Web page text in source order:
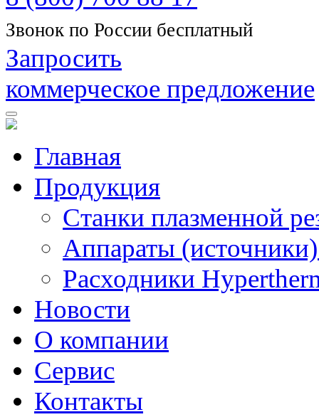
Звонок по России бесплатный
Запросить
коммерческое предложение
Главная
Продукция
Станки плазменной
Аппараты
Расходники
Новости
О компании
Сервис
Контакты